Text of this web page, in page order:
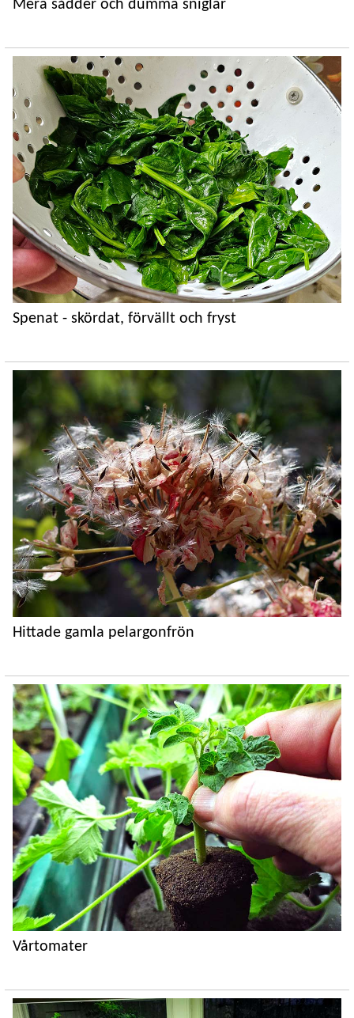
Mera sådder och dumma sniglar
Spenat - skördat, förvällt och fryst
Hittade gamla pelargonfrön
Vårtomater